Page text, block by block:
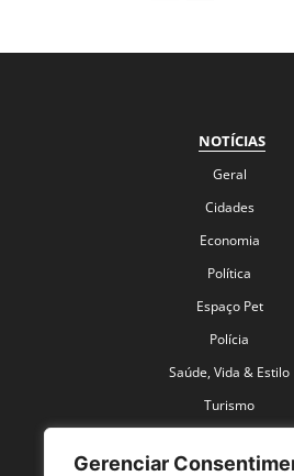
Gerenciar
NOTÍCIAS
Geral
Cidades
Economia
Política
Espaço Pet
Polícia
Saúde, Vida & Estilo
Turismo